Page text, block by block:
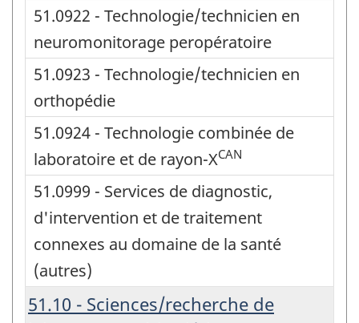
51.0922 - Technologie/technicien en
neuromonitorage peropératoire
51.0923 - Technologie/technicien en
orthopédie
51.0924 - Technologie combinée de
laboratoire et de rayon-XCAN
51.0999 - Services de diagnostic,
d'intervention et de traitement
connexes au domaine de la santé
(autres)
51.10 - Sciences/recherche de